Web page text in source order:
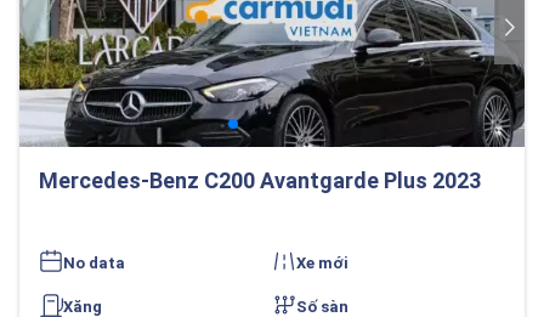
Mercedes-Benz C200 Avantgarde Plus 2023
No data Xe mới
Xăng Số sàn